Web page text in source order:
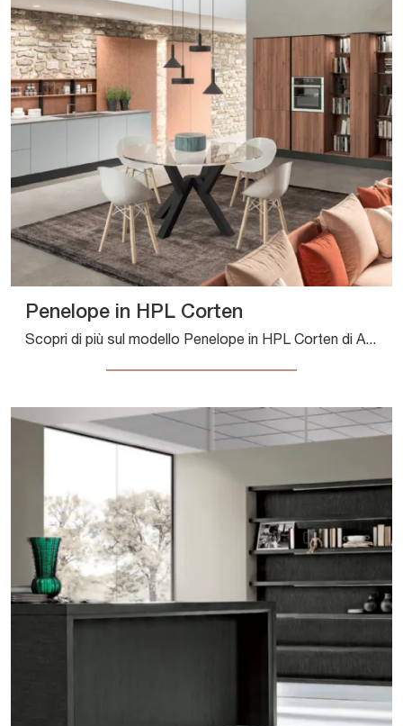
Penelope in HPL Corten
Scopri di più sul modello Penelope in HPL Corten di Aran: arreda la zona cucina con la soluzione in HPL che fa per te.